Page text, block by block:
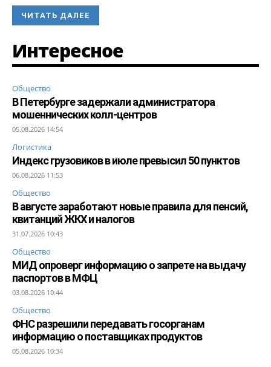
ЧИТАТЬ ДАЛЕЕ
Интересное
Общество
В Петербурге задержали администратора
мошеннических колл-центров
05.08.2026 14:54
Логистика
Индекс грузовиков в июле превысил 50 пунктов
06.08.2026 11:53
Общество
В августе заработают новые правила для пенсий,
квитанций ЖКХ и налогов
31.07.2026 10:43
Общество
МИД опроверг информацию о запрете на выдачу
паспортов в МФЦ
03.08.2026 10:44
Общество
ФНС разрешили передавать госорганам
информацию о поставщиках продуктов
05.08.2026 10:34